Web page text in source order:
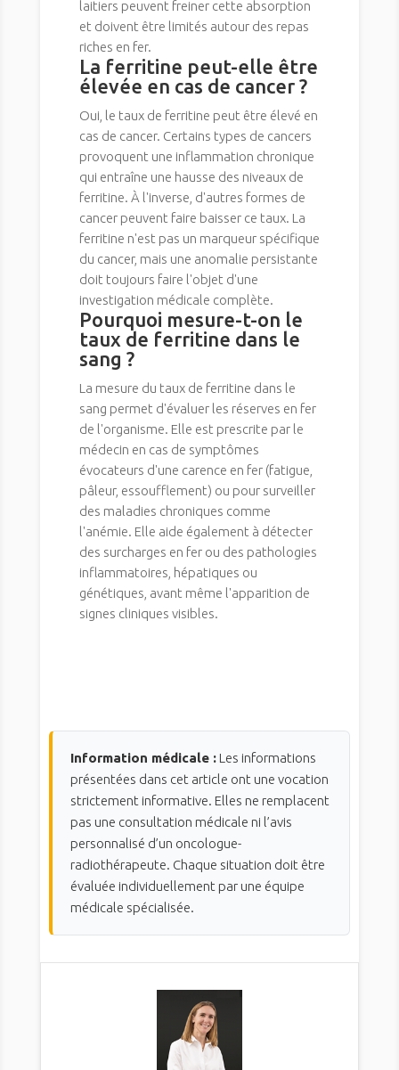
laitiers peuvent freiner cette absorption
et doivent être limités autour des repas
riches en fer.
La ferritine peut-elle être
élevée en cas de cancer ?
Oui, le taux de ferritine peut être élevé en
cas de cancer. Certains types de cancers
provoquent une inflammation chronique
qui entraîne une hausse des niveaux de
ferritine. À l'inverse, d'autres formes de
cancer peuvent faire baisser ce taux. La
ferritine n'est pas un marqueur spécifique
du cancer, mais une anomalie persistante
doit toujours faire l'objet d'une
investigation médicale complète.
Pourquoi mesure-t-on le
taux de ferritine dans le
sang ?
La mesure du taux de ferritine dans le
sang permet d'évaluer les réserves en fer
de l'organisme. Elle est prescrite par le
médecin en cas de symptômes
évocateurs d'une carence en fer (fatigue,
pâleur, essoufflement) ou pour surveiller
des maladies chroniques comme
l'anémie. Elle aide également à détecter
des surcharges en fer ou des pathologies
inflammatoires, hépatiques ou
génétiques, avant même l'apparition de
signes cliniques visibles.
Information médicale :Les informations
présentées dans cet article ont une vocation
strictement informative. Elles ne remplacent
pas une consultation médicale ni l’avis
personnalisé d’un oncologue-
radiothérapeute. Chaque situation doit être
évaluée individuellement par une équipe
médicale spécialisée.